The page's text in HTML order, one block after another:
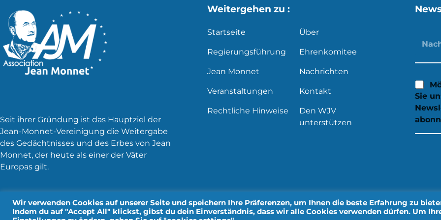
Seit ihrer Gründung ist das Hauptziel der
Jean-Monnet-Vereinigung die Weitergabe
des Gedächtnisses und des Erbes von Jean
Monnet, der heute als einer der Väter
Europas gilt.
Weitergehen zu :
Startseite Über
Regierungsführung Ehrenkomitee
Jean Monnet Nachrichten
Veranstaltungen Kontakt
Rechtliche Hinweise
Den WJV
unterstützen
Sie
Rechtliche HinweisePersönliche Daten
Wir verwenden Cookies auf unserer Seite und speichern Ihre Präferenzen, um Ihnen die beste Erfahrung zu
Indem du auf "Accept All" klickst, gibst du dein Einverständnis, dass wir alle Cookies verwenden dürfen. Um